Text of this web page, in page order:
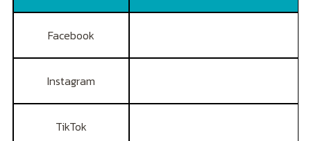
Facebook
Instagram
TikTok